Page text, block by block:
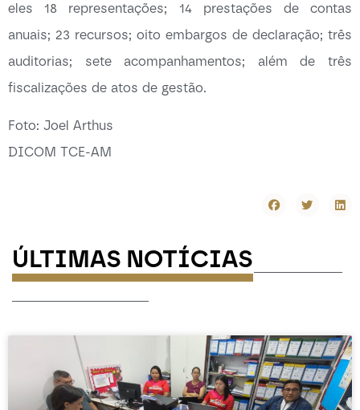
eles 18 representações; 14 prestações de contas
anuais; 23 recursos; oito embargos de declaração; três
auditorias; sete acompanhamentos; além de três
fiscalizações de atos de gestão.
Foto: Joel Arthus
DICOM TCE-AM
ÚLTIMAS NOTÍCIAS
-----------------